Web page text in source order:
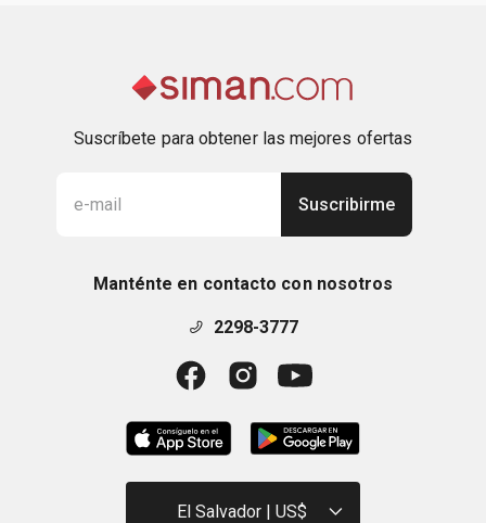
Suscríbete para obtener las mejores ofertas
Suscribirme
Manténte en contacto con nosotros
2298-3777
El Salvador | US$